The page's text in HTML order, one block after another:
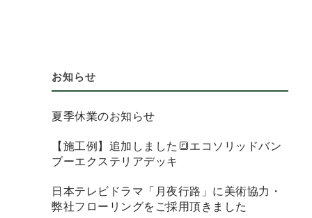
お知らせ
夏季休業のお知らせ
【施工例】追加しました🔳エコソリッドバン
ブーエクステリアデッキ
日本テレビドラマ「月夜行路」に美術協力・
弊社フローリングをご採用頂きました